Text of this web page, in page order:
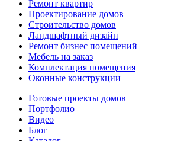
Ремонт квартир
Проектирование домов
Строительство домов
Ландшафтный дизайн
Ремонт бизнес помещений
Мебель на заказ
Комплектация помещения
Оконные конструкции
Готовые проекты домов
Портфолио
Видео
Блог